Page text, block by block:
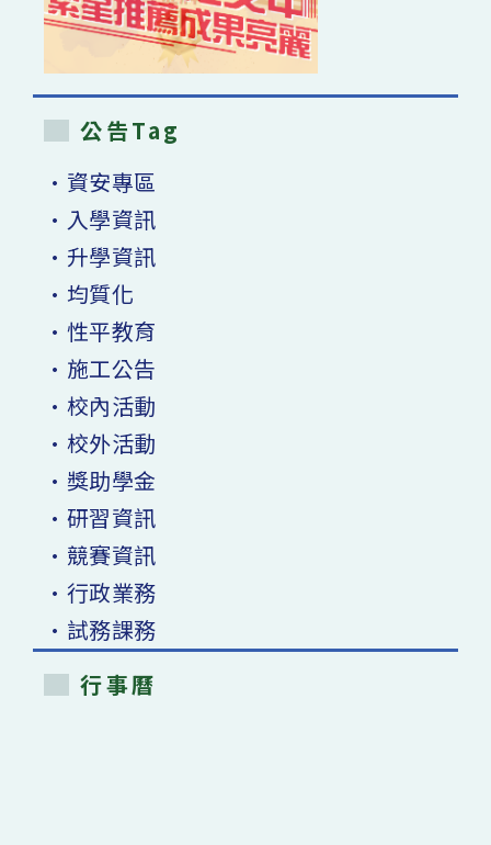
公告Tag
•資安專區
•入學資訊
•升學資訊
•均質化
•性平教育
•施工公告
•校內活動
•校外活動
•獎助學金
•研習資訊
•競賽資訊
•行政業務
•試務課務
行事曆